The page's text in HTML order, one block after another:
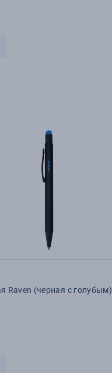
Raven (черная с голубым)